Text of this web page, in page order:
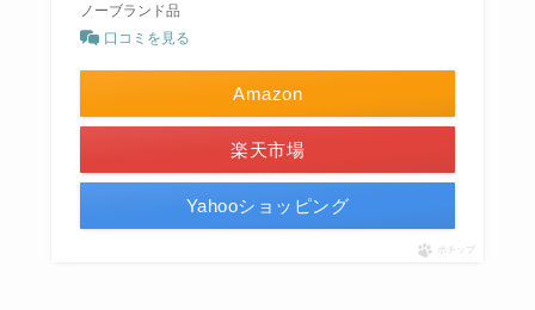
ノーブランド品
口コミを見る
Amazon
楽天市場
Yahooショッピング
ポチップ